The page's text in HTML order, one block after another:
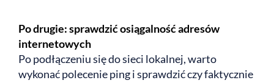
Po drugie: sprawdzić osiągalność adresów
internetowych
Po podłączeniu się do sieci lokalnej, warto
wykonać polecenie ping i sprawdzić czy faktycznie